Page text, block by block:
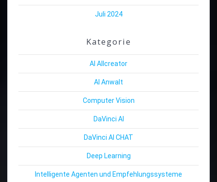
Juli 2024
Kategorie
AI Allcreator
AI Anwalt
Computer Vision
DaVinci AI
DaVinci AI CHAT
Deep Learning
Intelligente Agenten und Empfehlungssysteme